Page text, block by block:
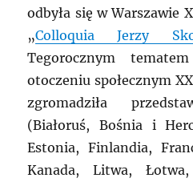
odbyła się w Warszawie
„Colloquia Jerzy
Tegorocznym
otoczeniu społecznym
zgromadziła
(Białoruś, Bośnia i
Estonia, Finlandia,
Kanada, Litwa,